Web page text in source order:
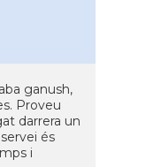
ganush,
Proveu
darrera un
és
i